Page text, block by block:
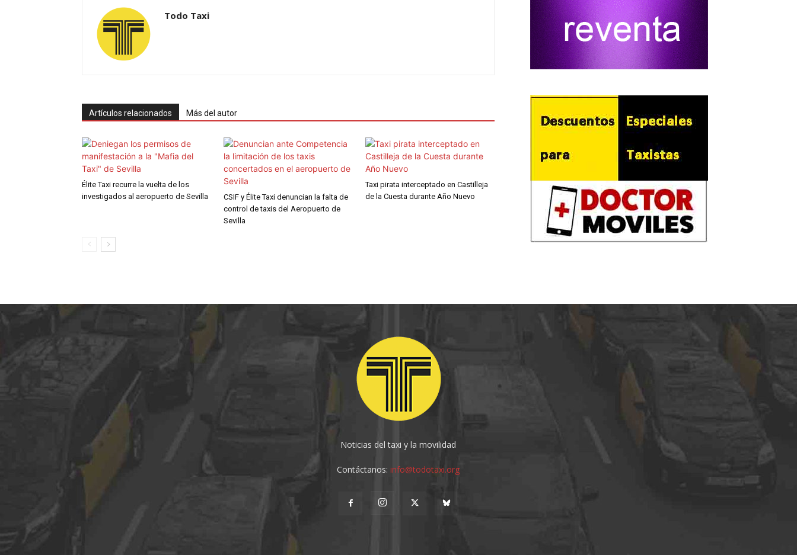
Todo Taxi
Artículos relacionados Más del autor
Élite Taxi recurre la vuelta de los
investigados al aeropuerto de Sevilla
CSIF y Élite Taxi denuncian la falta de
control de taxis del Aeropuerto de
Sevilla
Taxi pirata interceptado en Castilleja
de la Cuesta durante Año Nuevo
Noticias del taxi y la movilidad
Contáctanos:info@todotaxi.org